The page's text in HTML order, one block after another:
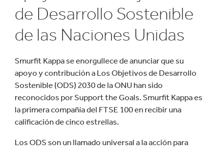
de Desarrollo Sostenible
de las Naciones Unidas
Smurfit Kappa se enorgullece de anunciar que su
apoyo y contribución a Los Objetivos de Desarrollo
Sostenible (ODS) 2030 de la ONU han sido
reconocidos por Support the Goals. Smurfit Kappa es
la primera compañía del FTSE 100 en recibir una
calificación de cinco estrellas.
Los ODS son un llamado universal a la acción para